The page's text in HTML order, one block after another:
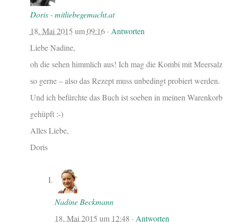
Doris - mitliebegemacht.at
18. Mai 2015 um09:16· Antworten
Liebe Nadine,
oh die sehen himmlich aus! Ich mag die Kombi mit Meersalz
so gerne – also das Rezept muss unbedingt probiert werden.
Und ich befürchte das Buch ist soeben in meinen Warenkorb
gehüpft :-)
Alles Liebe,
Doris
Nadine Beckmann
18. Mai 2015 um 12:48 · Antworten